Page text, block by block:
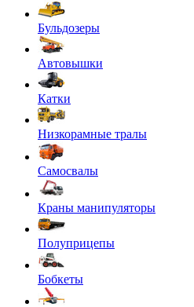
Бульдозеры
Автовышки
Катки
Низкорамные тралы
Самосвалы
Краны манипуляторы
Полуприцепы
Бобкеты